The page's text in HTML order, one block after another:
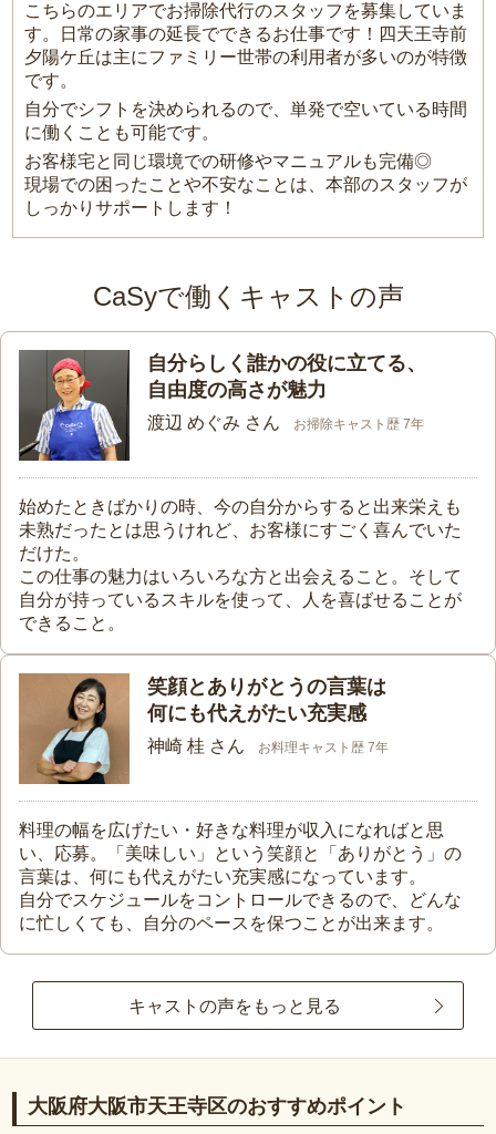
こちらのエリアでお掃除代行のスタッフを募集していま
す。日常の家事の延長でできるお仕事です！四天王寺前
夕陽ケ丘は主にファミリー世帯の利用者が多いのが特徴
です。
自分でシフトを決められるので、単発で空いている時間
に働くことも可能です。
お客様宅と同じ環境での研修やマニュアルも完備◎
現場での困ったことや不安なことは、本部のスタッフが
しっかりサポートします！
CaSyで働くキャストの声
自分らしく誰かの役に立てる、
自由度の高さが魅力
渡辺 めぐみ さん お掃除キャスト歴 7年
始めたときばかりの時、今の自分からすると出来栄えも
未熟だったとは思うけれど、お客様にすごく喜んでいた
だけた。
この仕事の魅力はいろいろな方と出会えること。そして
自分が持っているスキルを使って、人を喜ばせることが
できること。
笑顔とありがとうの言葉は
何にも代えがたい充実感
神崎 桂 さん お料理キャスト歴 7年
料理の幅を広げたい・好きな料理が収入になればと思
い、応募。「美味しい」という笑顔と「ありがとう」の
言葉は、何にも代えがたい充実感になっています。
自分でスケジュールをコントロールできるので、どんな
に忙しくても、自分のペースを保つことが出来ます。
キャストの声をもっと見る
大阪府大阪市天王寺区のおすすめポイント